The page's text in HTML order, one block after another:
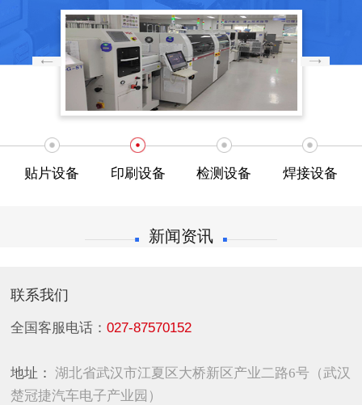
贴片设备 印刷设备 检测设备 焊接设备
新闻资讯
联系我们
全国客服电话：027-87570152
地址： 湖北省武汉市江夏区大桥新区产业二路6号（武汉
楚冠捷汽车电子产业园）